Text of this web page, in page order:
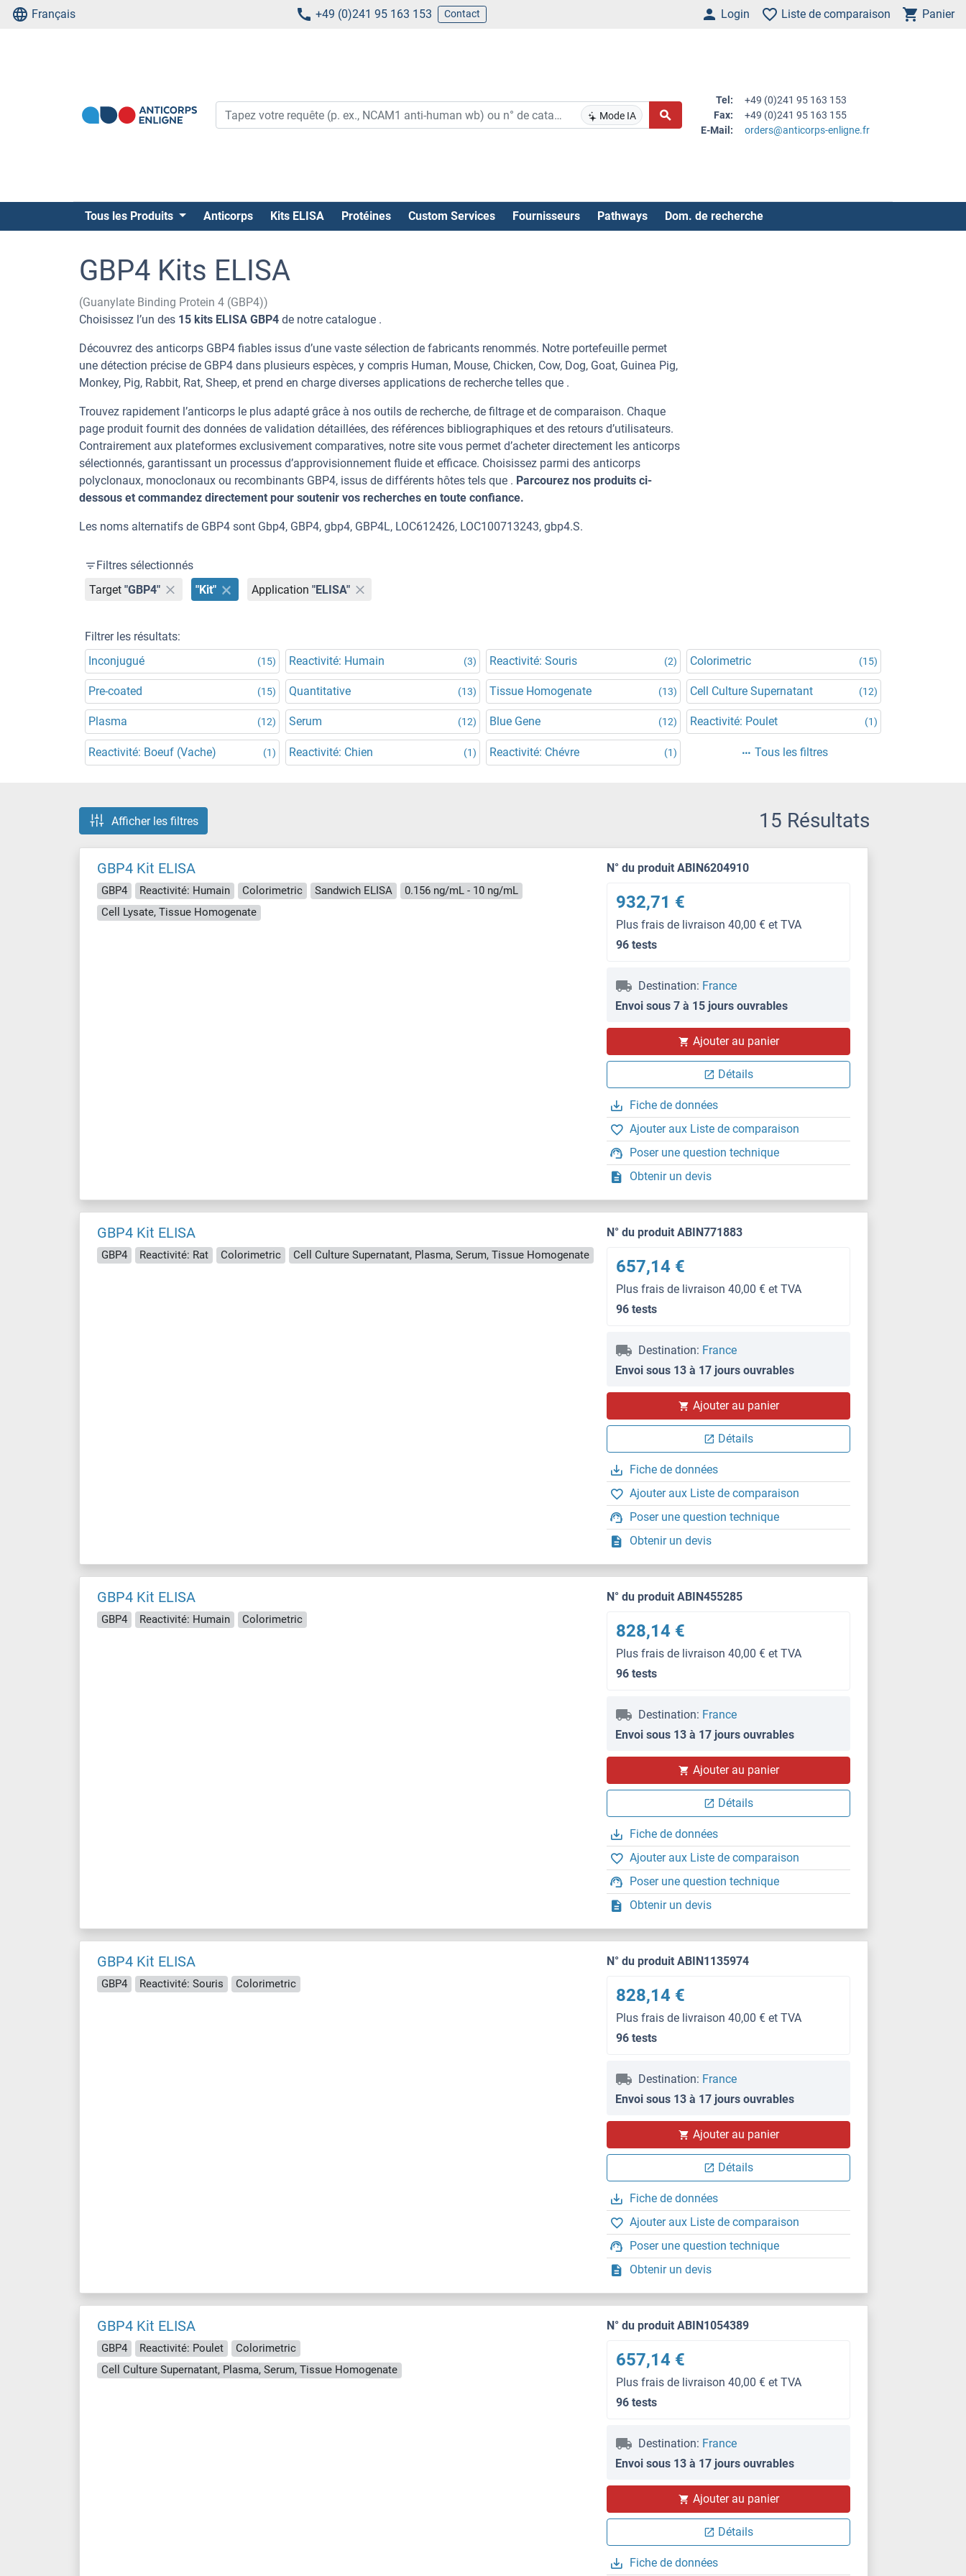
Français +49 (0)241 95 163 153 Contact Login Liste de comparaison Panier
Mode IA
Tel:
+49 (0)241 95 163 153
Fax:
+49 (0)241 95 163 155
E-Mail:
orders@anticorps-enligne.fr
Tous les Produits Anticorps Kits ELISA Protéines Custom Services Fournisseurs Pathways Dom. de recherche
GBP4 Kits ELISA
(Guanylate Binding Protein 4 (GBP4))
Choisissez l’un des 15 kits ELISA GBP4 de notre catalogue .
Découvrez des anticorps GBP4 fiables issus d’une vaste sélection de fabricants renommés. Notre portefeuille permet
une détection précise de GBP4 dans plusieurs espèces, y compris Human, Mouse, Chicken, Cow, Dog, Goat, Guinea Pig,
Monkey, Pig, Rabbit, Rat, Sheep, et prend en charge diverses applications de recherche telles que .
Trouvez rapidement l’anticorps le plus adapté grâce à nos outils de recherche, de filtrage et de comparaison. Chaque
page produit fournit des données de validation détaillées, des références bibliographiques et des retours d’utilisateurs.
Contrairement aux plateformes exclusivement comparatives, notre site vous permet d’acheter directement les anticorps
sélectionnés, garantissant un processus d’approvisionnement fluide et efficace. Choisissez parmi des anticorps
polyclonaux, monoclonaux ou recombinants GBP4, issus de différents hôtes tels que . Parcourez nos produits ci-
dessous et commandez directement pour soutenir vos recherches en toute confiance.
Les noms alternatifs de GBP4 sont Gbp4, GBP4, gbp4, GBP4L, LOC612426, LOC100713243, gbp4.S.
Filtres sélectionnés
Target "GBP4" "Kit" Application "ELISA"
Filtrer les résultats:
Inconjugué
(15) Reactivité: Humain (3) Reactivité: Souris (2) Colorimetric (15)
Pre-coated (15) Quantitative (13) Tissue Homogenate (13) Cell Culture Supernatant (12)
Plasma (12) Serum (12) Blue Gene (12) Reactivité: Poulet (1)
Reactivité: Boeuf (Vache) (1) Reactivité: Chien (1) Reactivité: Chévre (1) Tous les filtres
Afficher les filtres 15 Résultats
GBP4 Kit ELISA
GBP4 Reactivité: Humain Colorimetric Sandwich ELISA
0.156 ng/mL - 10 ng/mL
Cell Lysate, Tissue Homogenate
N° du produit ABIN6204910
932,71 €
Plus frais de livraison 40,00 € et TVA
96 tests
Destination: France
Envoi sous 7 à 15 jours ouvrables
Ajouter au panier
Détails
Fiche de données
Ajouter aux Liste de comparaison
Poser une question technique
Obtenir un devis
GBP4 Kit ELISA
GBP4 Reactivité: Rat Colorimetric Cell Culture Supernatant, Plasma, Serum, Tissue Homogenate
N° du produit ABIN771883
657,14 €
Plus frais de livraison 40,00 € et TVA
96 tests
Destination: France
Envoi sous 13 à 17 jours ouvrables
Ajouter au panier
Détails
Fiche de données
Ajouter aux Liste de comparaison
Poser une question technique
Obtenir un devis
GBP4 Kit ELISA
GBP4 Reactivité: Humain Colorimetric
N° du produit ABIN455285
828,14 €
Plus frais de livraison 40,00 € et TVA
96 tests
Destination: France
Envoi sous 13 à 17 jours ouvrables
Ajouter au panier
Détails
Fiche de données
Ajouter aux Liste de comparaison
Poser une question technique
Obtenir un devis
GBP4 Kit ELISA
GBP4 Reactivité: Souris Colorimetric
N° du produit ABIN1135974
828,14 €
Plus frais de livraison 40,00 € et TVA
96 tests
Destination: France
Envoi sous 13 à 17 jours ouvrables
Ajouter au panier
Détails
Fiche de données
Ajouter aux Liste de comparaison
Poser une question technique
Obtenir un devis
GBP4 Kit ELISA
GBP4 Reactivité: Poulet
Colorimetric
Cell Culture Supernatant, Plasma, Serum, Tissue Homogenate
N° du produit ABIN1054389
657,14 €
Plus frais de livraison 40,00 € et TVA
96 tests
Destination: France
Envoi sous 13 à 17 jours ouvrables
Ajouter au panier
Détails
Fiche de données